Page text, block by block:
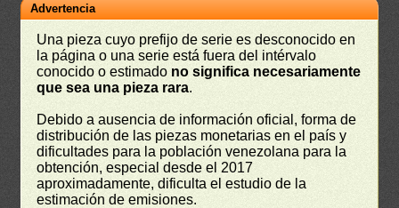
Advertencia
Una pieza cuyo prefijo de serie es desconocido en
la página o una serie está fuera del intérvalo
conocido o estimado no significa necesariamente
que sea una pieza rara.
Debido a ausencia de información oficial, forma de
distribución de las piezas monetarias en el país y
dificultades para la población venezolana para la
obtención, especial desde el 2017
aproximadamente, dificulta el estudio de la
estimación de emisiones.